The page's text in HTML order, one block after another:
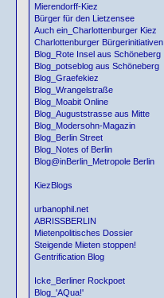
Mierendorff-Kiez
Bürger für den Lietzensee
Auch ein_Charlottenburger Kiez
Charlottenburger Bürgerinitiativen
Blog_Rote Insel aus Schöneberg
Blog_potseblog aus Schöneberg
Blog_Graefekiez
Blog_Wrangelstraße
Blog_Moabit Online
Blog_Auguststrasse aus Mitte
Blog_Modersohn-Magazin
Blog_Berlin Street
Blog_Notes of Berlin
Blog@inBerlin_Metropole Berlin
KiezBlogs
urbanophil.net
ABRISSBERLIN
Mietenpolitisches Dossier
Steigende Mieten stoppen!
Gentrification Blog
Icke_Berliner Rockpoet
Blog_'AQua!'